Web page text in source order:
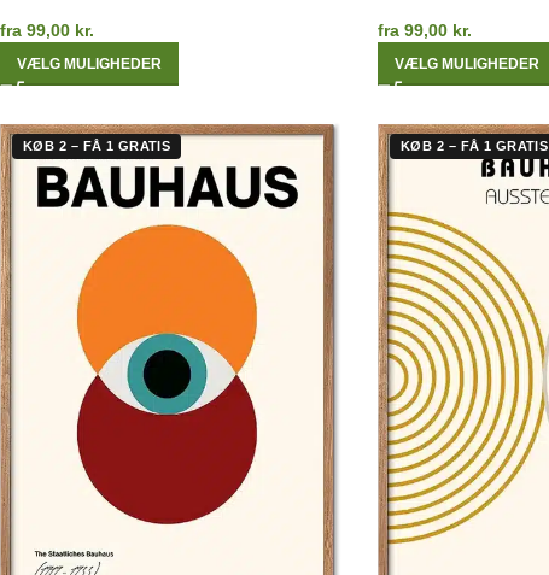
fra 99,00 kr.
VÆLG MULIGHEDER
fra 99,00 kr.
VÆLG MULIGHEDER
KØB 2 – FÅ 1 GRATIS KØB 2 – FÅ 1 GRATIS